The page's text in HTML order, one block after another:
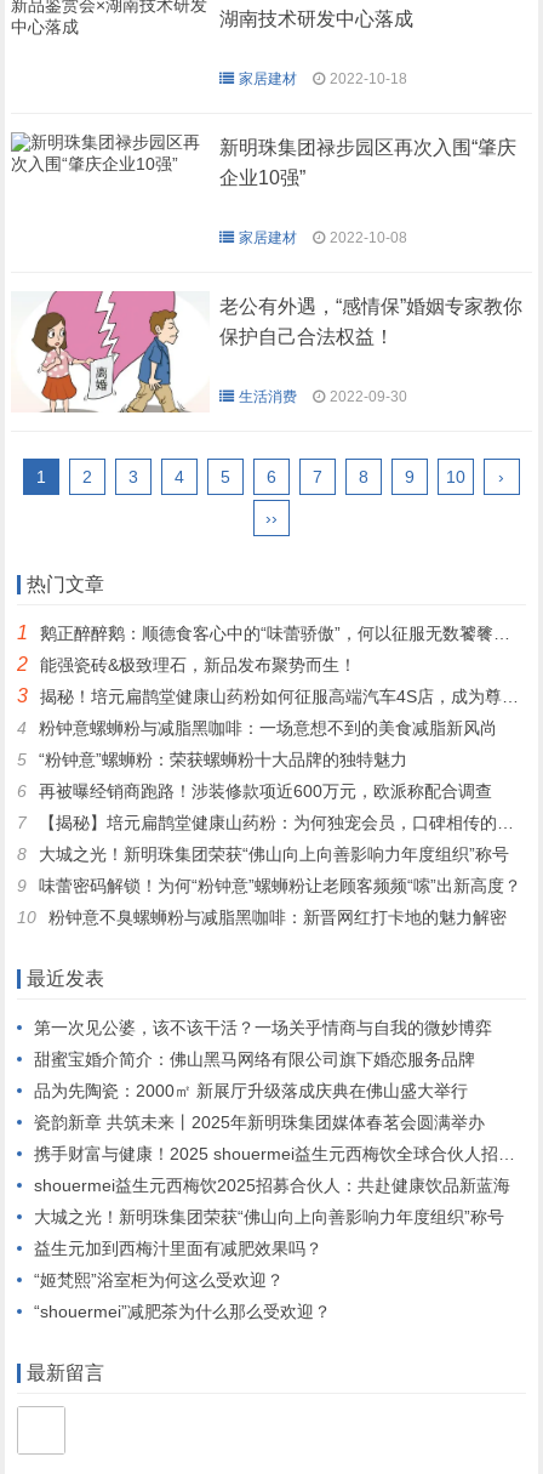
湖南技术研发中心落成
家居建材 2022-10-18
新明珠集团禄步园区再次入围“肇庆
企业10强”
家居建材 2022-10-08
老公有外遇，“感情保”婚姻专家教你
保护自己合法权益！
生活消费 2022-09-30
1 2 3 4 5 6 7 8 9 10 ›
››
热门文章
1 鹅正醉醉鹅：顺德食客心中的“味蕾骄傲”，何以征服无数饕餮之心？
2 能强瓷砖&极致理石，新品发布聚势而生！
3
揭秘！培元扁鹊堂健康山药粉如何征服高端汽车4S店，成为尊贵客户的定制之选
4
粉钟意螺蛳粉与减脂黑咖啡：一场意想不到的美食减脂新风尚
5
“粉钟意”螺蛳粉：荣获螺蛳粉十大品牌的独特魅力
6
再被曝经销商跑路！涉装修款项近600万元，欧派称配合调查
7
【揭秘】培元扁鹊堂健康山药粉：为何独宠会员，口碑相传的秘密！
8
大城之光！新明珠集团荣获“佛山向上向善影响力年度组织”称号
9
味蕾密码解锁！为何“粉钟意”螺蛳粉让老顾客频频“嗦”出新高度？
10
粉钟意不臭螺蛳粉与减脂黑咖啡：新晋网红打卡地的魅力解密
最近发表
第一次见公婆，该不该干活？一场关乎情商与自我的微妙博弈
甜蜜宝婚介简介：佛山黑马网络有限公司旗下婚恋服务品牌
品为先陶瓷：2000㎡ 新展厅升级落成庆典在佛山盛大举行
瓷韵新章 共筑未来丨2025年新明珠集团媒体春茗会圆满举办
携手财富与健康！2025 shouermei益生元西梅饮全球合伙人招募启动”
shouermei益生元西梅饮2025招募合伙人：共赴健康饮品新蓝海
大城之光！新明珠集团荣获“佛山向上向善影响力年度组织”称号
益生元加到西梅汁里面有减肥效果吗？
“姬梵熙”浴室柜为何这么受欢迎？
“shouermei”减肥茶为什么那么受欢迎？
最新留言